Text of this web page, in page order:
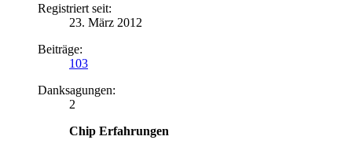
Registriert seit:
23. März 2012
Beiträge:
103
Danksagungen:
2
Chip Erfahrungen